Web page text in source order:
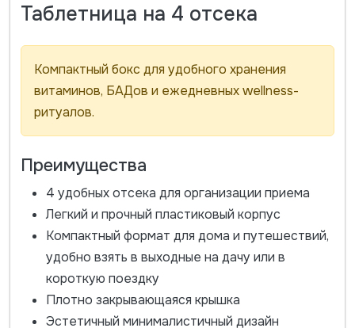
Таблетница на 4 отсека
Компактный бокс для удобного хранения
витаминов, БАДов и ежедневных wellness-
ритуалов.
Преимущества
4 удобных отсека для организации приема
Легкий и прочный пластиковый корпус
Компактный формат для дома и путешествий,
удобно взять в выходные на дачу или в
короткую поездку
Плотно закрывающаяся крышка
Эстетичный минималистичный дизайн